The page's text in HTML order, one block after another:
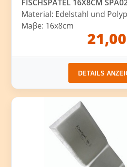
FISCHSPATEL 16X8CM
Material: Edelstahl und
Maβe: 16x8cm
21,00
DETAILS